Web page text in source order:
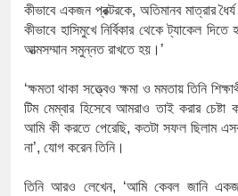
কীভাবে একজন প্রক্টরকে, অতিমানব মাত্রার ধৈর্য
কীভাবে হাসিমুখে নির্বিকার থেকে ট্যাকেল দিতে
আত্মসম্মান সমুন্নত রাখতে হয়। ’
‘ক্ষমতা থাকা সত্ত্বেও ক্ষমা ও মমতায় তিনি
টিম মেম্বার হিসেবে আমরাও তাই করার চেষ্টা
আমি কী করতে পেরেছি, কতটা সফল ছিলাম
না’, যোগ করেন তিনি।
তিনি আরও লেখেন, ‘আমি কেবল জানি